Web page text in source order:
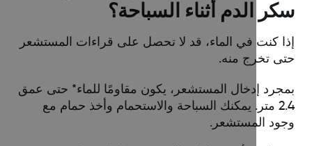
الدم أثناء السباحة؟
كنت في الماء، قد لا تحصل على قراءات المستشعر
تخرج منه.
إدخال المستشعر، يكون مقاومًا للماء* حتى عمق
2.4 متر. يمكنك السباحة والاستحمام وأخذ حمام مع
المستشعر.